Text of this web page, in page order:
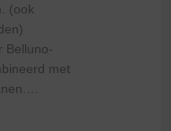
(ook
Belluno-
met